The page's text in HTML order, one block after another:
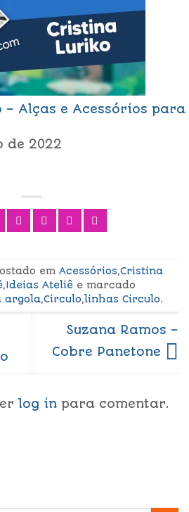
Alças e Acessórios para
de 2022
em Acessórios,Cristina
,Ideias Ateliêe marcado
argola,Circulo,linhas Circulo.
Suzana Ramos –
Cobre Panetone
log in para comentar.